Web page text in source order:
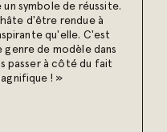
symbole de réussite.
d'être rendue à
qu'elle. C'est
de modèle dans
passer à côté du fait
! »